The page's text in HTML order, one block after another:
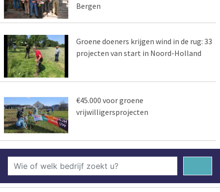
Bergen
Groene doeners krijgen wind in de rug: 33
projecten van start in Noord-Holland
€45.000 voor groene
vrijwilligersprojecten